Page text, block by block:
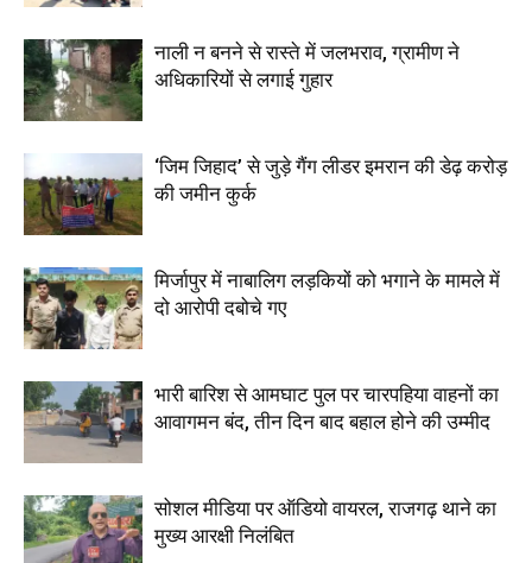
नाली न बनने से रास्ते में जलभराव, ग्रामीण ने
अधिकारियों से लगाई गुहार
‘जिम जिहाद’ से जुड़े गैंग लीडर इमरान की डेढ़ करोड़
की जमीन कुर्क
मिर्जापुर में नाबालिग लड़कियों को भगाने के मामले में
दो आरोपी दबोचे गए
भारी बारिश से आमघाट पुल पर चारपहिया वाहनों का
आवागमन बंद, तीन दिन बाद बहाल होने की उम्मीद
सोशल मीडिया पर ऑडियो वायरल, राजगढ़ थाने का
मुख्य आरक्षी निलंबित